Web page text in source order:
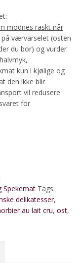
modnes raskt når
på værvarselet (osten
du bor) og vurder
kun i kjølige og
den ikke blir
vil redusere
for
Spekemat Tags:
delikatesser,
au lait cru, ost,